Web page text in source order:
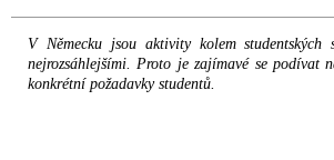
V Německu jsou aktivity kolem studentských
nejrozsáhlejšími. Proto je zajímavé se podívat
konkrétní požadavky studentů.